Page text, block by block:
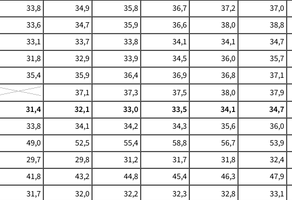
33,8 34,9 35,8 36,7 37,2
37,0
33,6 34,7 35,9 36,6 38,0
38,8
33,1 33,7 33,8 34,1 34,1
34,7
31,8 32,9 33,9 34,5 36,0
35,7
35,4 35,9 36,4 36,9 36,8
37,1
37,1 37,3 37,5 38,0
37,9
31,4 32,1 33,0 33,5 34,1
34,7
33,8 34,1 34,2 34,3 35,6
36,0
49,0 52,5 55,4 58,8 56,7
53,9
29,7 29,8 31,2 31,7 31,8
32,4
41,8 43,2 44,8 45,4 46,3
47,9
31,7 32,0 32,2 32,3 32,8
33,1